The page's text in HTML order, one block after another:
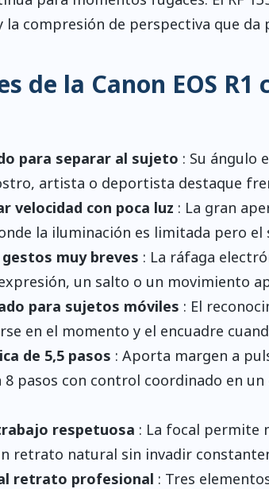
compresión de perspectiva que
de la Canon EOS R1
para separar al sujeto : Su ángulo
artista o deportista destaque
velocidad con poca luz : La gran
la iluminación es limitada pero el
muy breves : La ráfaga
un salto o un movimiento
para sujetos móviles : El
en el momento y el encuadre
de 5,5 pasos : Aporta margen a
8 pasos con control coordinado en
respetuosa : La focal permite
retrato natural sin invadir
retrato profesional : Tres